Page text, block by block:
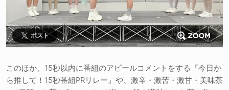
ポスト
このほか、15秒以内に番組のアピールコメントをする『今日か
ら推して！15秒番組PRリレー』や、激辛・激苦・激甘・美味茶